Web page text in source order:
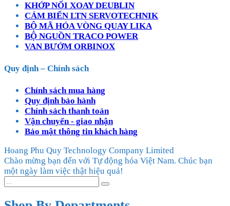
KHỚP NỐI XOAY DEUBLIN
CẢM BIẾN LTN SERVOTECHNIK
BỘ MÃ HÓA VÒNG QUAY LIKA
BỘ NGUỒN TRACO POWER
VAN BƯỚM ORBINOX
Quy định – Chính sách
Chính sách mua hàng
Quy định bảo hành
Chính sách thanh toán
Vận chuyển - giao nhận
Bảo mật thông tin khách hàng
Hoang Phu Quy Technology Company Limited
Chào mừng bạn đến với Tự động hóa Việt Nam. Chúc bạn
một ngày làm việc thật hiệu quả!